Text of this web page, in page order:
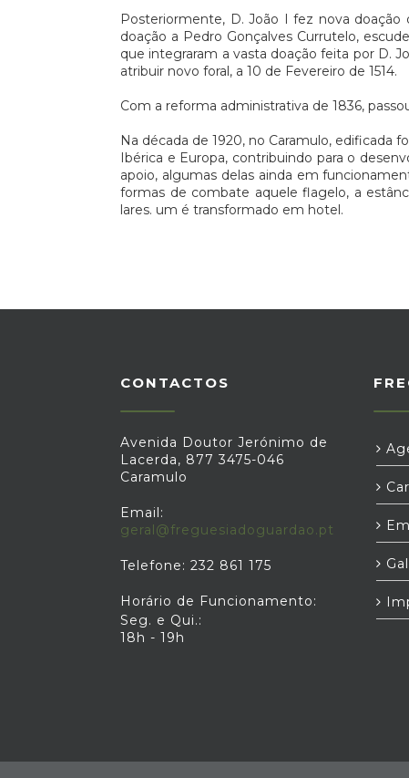
Posteriormente, D. João I fez nova
doação a Pedro Gonçalves Currutelo,
que integraram a vasta doação feita por D.
atribuir novo foral, a 10 de Fevereiro de 1514.
Com a reforma administrativa de 1836,
Na década de 1920, no Caramulo, edificada
Ibérica e Europa, contribuindo para o
apoio, algumas delas ainda em
formas de combate aquele flagelo, a
lares. um é transformado em hotel.
CONTACTOS
Avenida Doutor Jerónimo de
Lacerda, 877 3475-046
Caramulo
Email:
geral@freguesiadoguardao.pt
Telefone: 232 861 175
Horário de Funcionamento:
Seg. e Qui.:
18h - 19h